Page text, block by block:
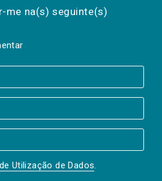
me na(s) seguinte(s)
Utilização de Dados.